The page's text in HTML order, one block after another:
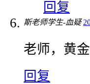
回复
斯老师学生-血疑
老师，黄
回复